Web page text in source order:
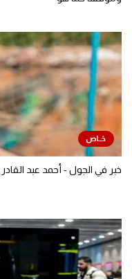
خبر في الجول - أحمد عبد القادر يوقع 4 مواسم لـ